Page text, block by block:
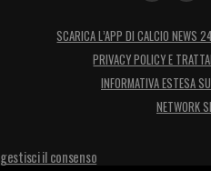
SCARICA L’APP DI CALCIO NEWS
PRIVACY POLICY E
INFORMATIVA ESTESA
NETWORK
gestisci il consenso